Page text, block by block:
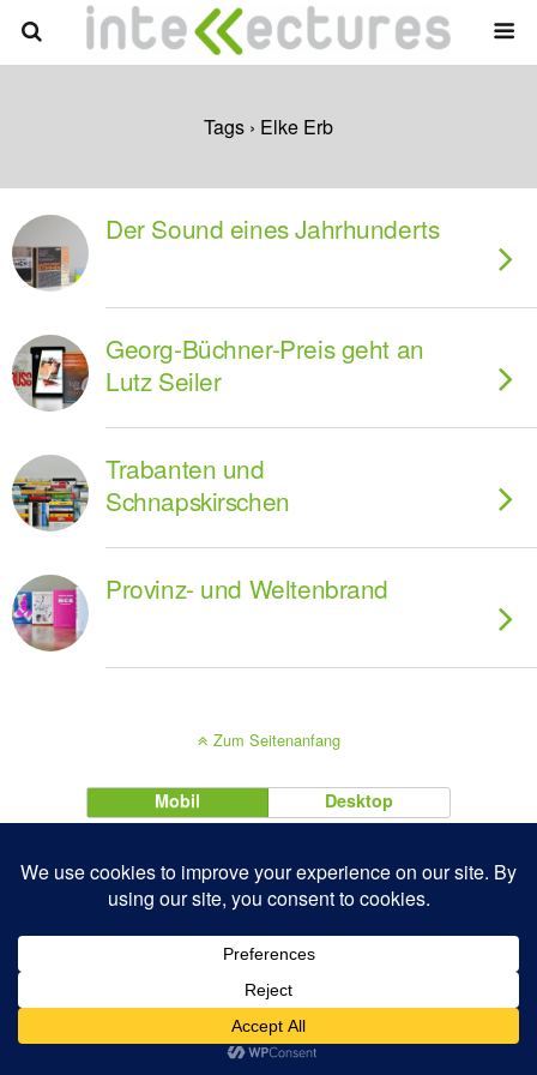
Tags › Elke Erb
Der Sound eines Jahrhunderts
Georg-Büchner-Preis geht an
Lutz Seiler
Trabanten und
Schnapskirschen
Provinz- und Weltenbrand
Zum Seitenanfang
Mobil Desktop